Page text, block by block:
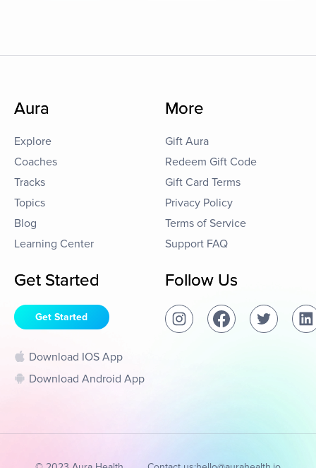
Aura
Explore
Coaches
Tracks
Topics
Blog
Learning Center
More
Gift Aura
Redeem Gift Code
Gift Card Terms
Privacy Policy
Terms of Service
Support FAQ
Get Started
Get Started
Download IOS App
Download Android App
Follow Us